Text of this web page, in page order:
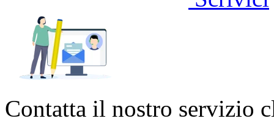
Contatta il nostro servizio